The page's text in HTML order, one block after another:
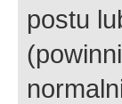
postu